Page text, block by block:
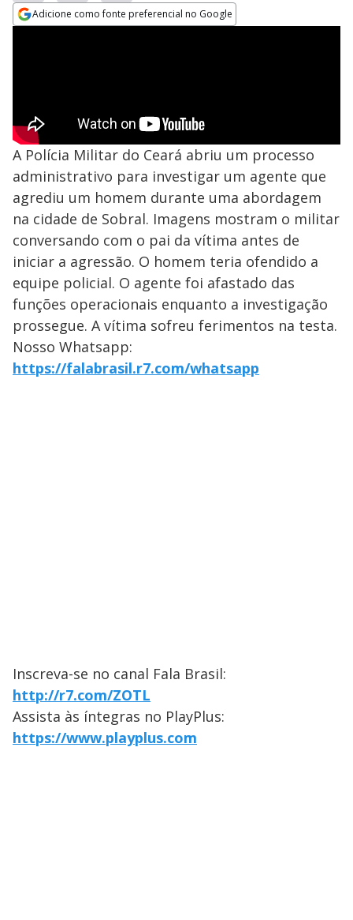
Adicione como fonte preferencial no Google
A Polícia Militar do Ceará abriu um processo
administrativo para investigar um agente que
agrediu um homem durante uma abordagem
na cidade de Sobral. Imagens mostram o militar
conversando com o pai da vítima antes de
iniciar a agressão. O homem teria ofendido a
equipe policial. O agente foi afastado das
funções operacionais enquanto a investigação
prossegue. A vítima sofreu ferimentos na testa.
Nosso Whatsapp:
https://falabrasil.r7.com/whatsapp
Inscreva-se no canal Fala Brasil:
http://r7.com/ZOTL
Assista às íntegras no PlayPlus:
https://www.playplus.com